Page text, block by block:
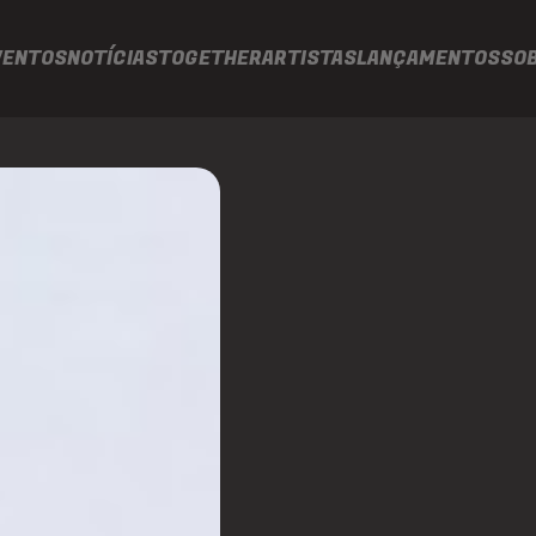
NOTÍCIASTOGETHERARTISTASLANÇAMENTOS